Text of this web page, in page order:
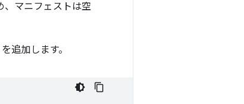
マニフェストは空
追加します。